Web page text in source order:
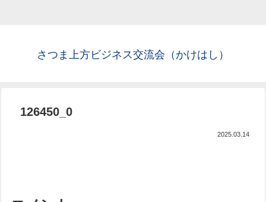
さつま上方ビジネス交流会（かけはし）
126450_0
2025.03.14